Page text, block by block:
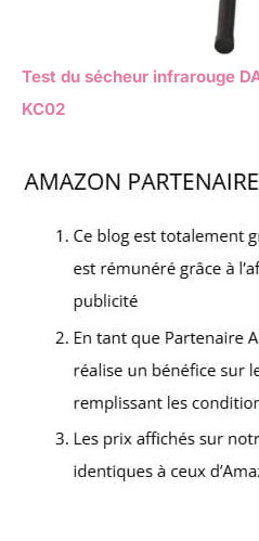
Test du sécheur infrarouge
KC02